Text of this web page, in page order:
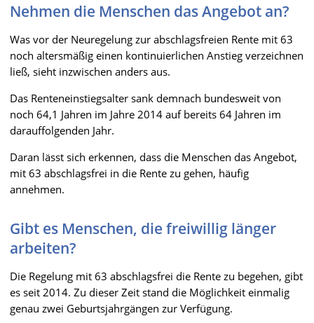
Nehmen die Menschen das Angebot an?
Was vor der Neuregelung zur abschlagsfreien Rente mit 63
noch altersmäßig einen kontinuierlichen Anstieg verzeichnen
ließ, sieht inzwischen anders aus.
Das Renteneinstiegsalter sank demnach bundesweit von
noch 64,1 Jahren im Jahre 2014 auf bereits 64 Jahren im
darauffolgenden Jahr.
Daran lässt sich erkennen, dass die Menschen das Angebot,
mit 63 abschlagsfrei in die Rente zu gehen, häufig
annehmen.
Gibt es Menschen, die freiwillig länger
arbeiten?
Die Regelung mit 63 abschlagsfrei die Rente zu begehen, gibt
es seit 2014. Zu dieser Zeit stand die Möglichkeit einmalig
genau zwei Geburtsjahrgängen zur Verfügung.